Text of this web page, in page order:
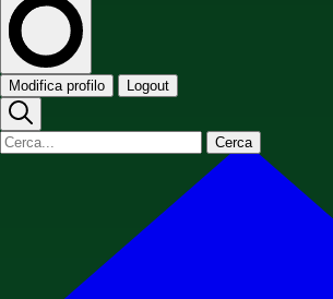
Modifica profilo Logout
Cerca